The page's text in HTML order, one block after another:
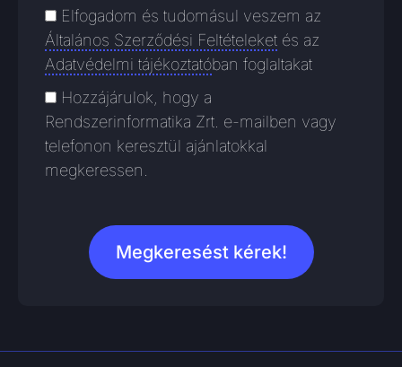
aszf_adat
Elfogadom és tudomásul veszem az
Általános Szerződési Feltételeket és az
Adatvédelmi tájékoztatóban foglaltakat
marketing
Hozzájárulok, hogy a
Rendszerinformatika Zrt. e-mailben vagy
telefonon keresztül ajánlatokkal
megkeressen.
Megkeresést kérek!